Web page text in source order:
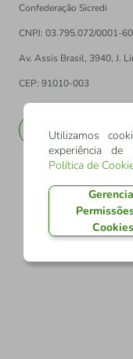
Confederação Sicredi
CNPJ: 03.795.072/0001-60
Av. Assis Brasil, 3940, J.
CEP: 91010-003
Utilizamos
experiência de
Política de
Cookies